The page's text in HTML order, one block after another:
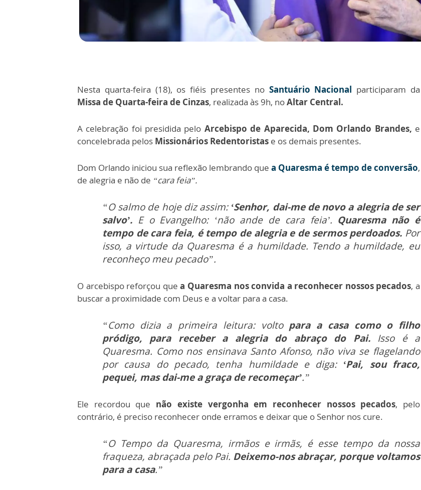
Nesta quarta-feira (18), os fiéis presentes no Santuário Nacional participaram da
Missa de Quarta-feira de Cinzas, realizada às 9h, noAltar Central.
A celebração foi presidida pelo Arcebispo de Aparecida, Dom Orlando Brandes, e
concelebrada pelos Missionários Redentoristas e os demais presentes.
Dom Orlando iniciou sua reflexão lembrando que a Quaresma é tempo de conversão,
de alegria e não de “cara feia”.
“O salmo de hoje diz assim: ‘Senhor, dai-me de novo a alegria de ser
salvo’. E o Evangelho: ‘não ande de cara feia’. Quaresma não é
tempo de cara feia, é tempo de alegria e de sermos perdoados. Por
isso, a virtude da Quaresma é a humildade. Tendo a humildade, eu
reconheço meu pecado”.
O arcebispo reforçou quea Quaresma nos convida a reconhecer nossos pecados, a
buscar a proximidade com Deus e a voltar para a casa.
“Como dizia a primeira leitura: voltopara a casa como o filho
pródigo, para receber a alegria do abraço do Pai.Isso é a
Quaresma. Como nos ensinava Santo Afonso, não viva se flagelando
por causa do pecado, tenha humildade e diga: ‘Pai, sou fraco,
pequei, mas dai-me a graça de recomeçar’.”
Ele recordou que não existe vergonha em reconhecer nossos pecados, pelo
contrário, é preciso reconhecer onde erramos e deixar que o Senhor nos cure.
“O Tempo da Quaresma, irmãos e irmãs, é esse tempo da nossa
fraqueza, abraçada pelo Pai. Deixemo-nos abraçar, porque voltamos
para a casa.”